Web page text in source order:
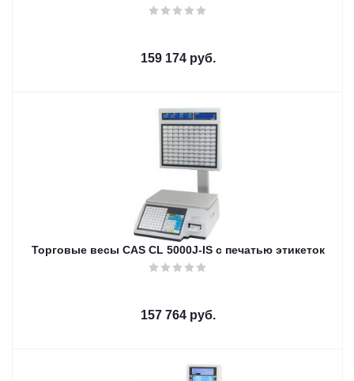
159 174руб.
Торговые весы CAS CL 5000J-IS с печатью этикеток
157 764руб.